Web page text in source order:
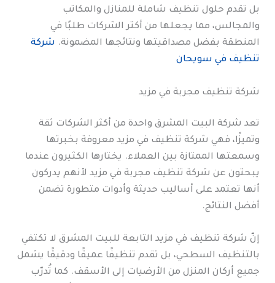
بل تقدم حلول تنظيف شاملة للمنازل والمكاتب
والمجالس، مما يجعلها من أكثر الشركات طلبًا في
المنطقة بفضل مصداقيتها ونتائجها المضمونة. شركة
تنظيف في سويحان
شركة تنظيف مجربة في مزيد
تعد شركة البيت المشرق واحدة من أكثر الشركات ثقة
وتميزًا، فهي شركة تنظيف في مزيد معروفة بخبرتها
وسمعتها الممتازة بين العملاء. يختارها الكثيرون عندما
يبحثون عن شركة تنظيف مجربة في مزيد لأنهم يدركون
أنها تعتمد على أساليب حديثة وأدوات متطورة تضمن
أفضل النتائج.
إنّ شركة تنظيف في مزيد التابعة للبيت المشرق لا تكتفي
بالتنظيف السطحي، بل تقدم تنظيفًا عميقًا ودقيقًا يشمل
جميع أركان المنزل من الأرضيات إلى الأسقف. كما تُدرّب